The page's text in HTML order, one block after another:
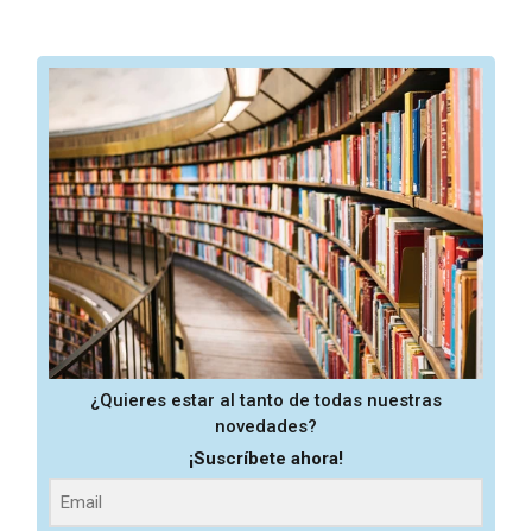
¿Quieres estar al tanto de todas nuestras
novedades?
¡Suscríbete ahora!